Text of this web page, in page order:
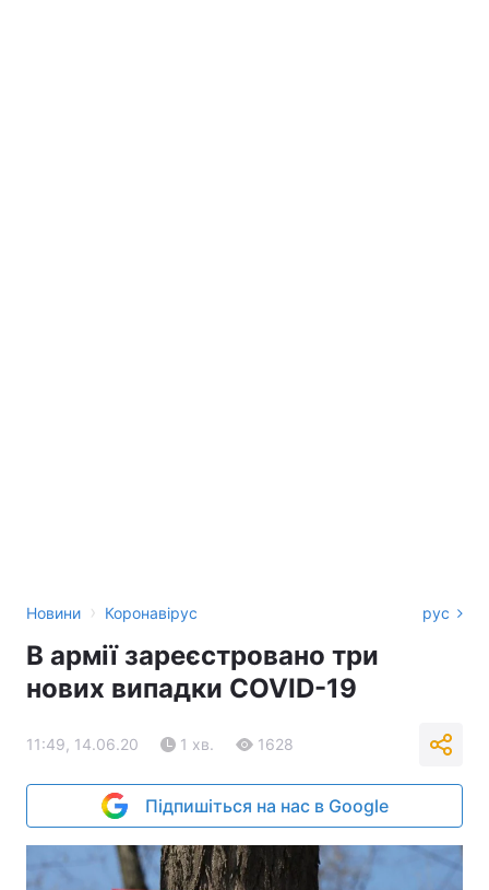
Новини › Коронавірус рус
В армії зареєстровано три
нових випадки COVID-19
11:49, 14.06.20 1 хв. 1628
Підпишіться на нас в Google